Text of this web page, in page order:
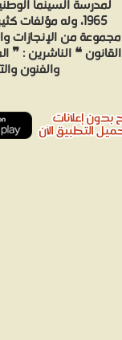
لمدرسة السينما
1965، وله مؤلفات
مجموعة من الإنجازات
القانون ❝ الناشرين : ❞
والفنون